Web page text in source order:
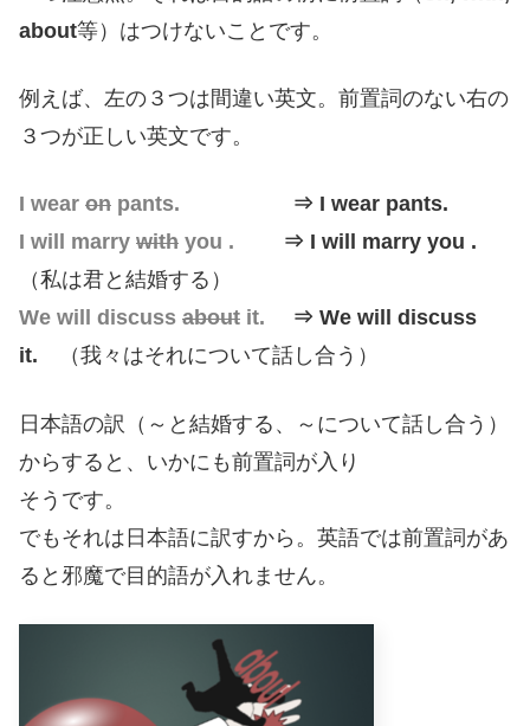
about等）はつけないことです。
例えば、左の３つは間違い英文。前置詞のない右の
３つが正しい英文です。
I wear on pants. ⇒ I wear pants.
I will marry with you . ⇒ I will marry you .
（私は君と結婚する）
We will discuss about it. ⇒ We will discuss
it.
（我々はそれについて話し合う）
日本語の訳（～と結婚する、～について話し合う）
からすると、いかにも前置詞が入り
そうです。
でもそれは日本語に訳すから。英語では前置詞があ
ると邪魔で目的語が入れません。